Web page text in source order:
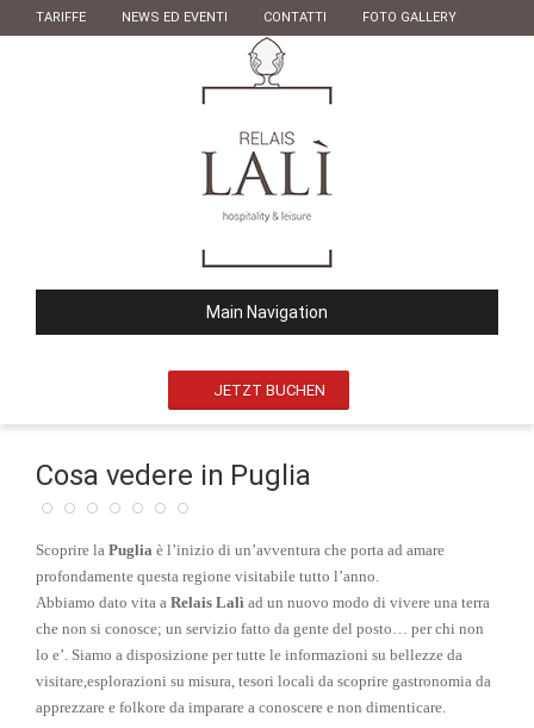
TARIFFE NEWS ED EVENTI CONTATTI FOTO GALLERY
Main Navigation
JETZT BUCHEN
Cosa vedere in Puglia
Scoprire la Puglia è l’inizio di un’avventura che porta ad amare
profondamente questa regione visitabile tutto l’anno.
Abbiamo dato vita a Relais Lalì ad un nuovo modo di vivere una terra
che non si conosce; un servizio fatto da gente del posto… per chi non
lo e’. Siamo a disposizione per tutte le informazioni su bellezze da
visitare,esplorazioni su misura, tesori locali da scoprire gastronomia da
apprezzare e folkore da imparare a conoscere e non dimenticare.